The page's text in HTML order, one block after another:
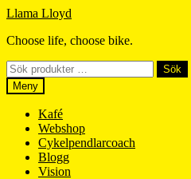
Hoppa
navigering
Hoppa
innehåll
Llama Lloyd
Choose life, choose bike.
Sök
efter:
Sök
Meny
Kafé
Webshop
Cykelpendlarcoach
Blogg
Vision